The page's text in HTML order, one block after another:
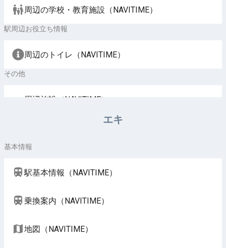
周辺の学校・教育施設（NAVITIME）
駅周辺お役立ち情報
周辺のトイレ（NAVITIME）
その他
周辺施設（NAVITIME）
エキ
基本情報
駅基本情報（NAVITIME）
乗換案内（NAVITIME）
地図（NAVITIME）